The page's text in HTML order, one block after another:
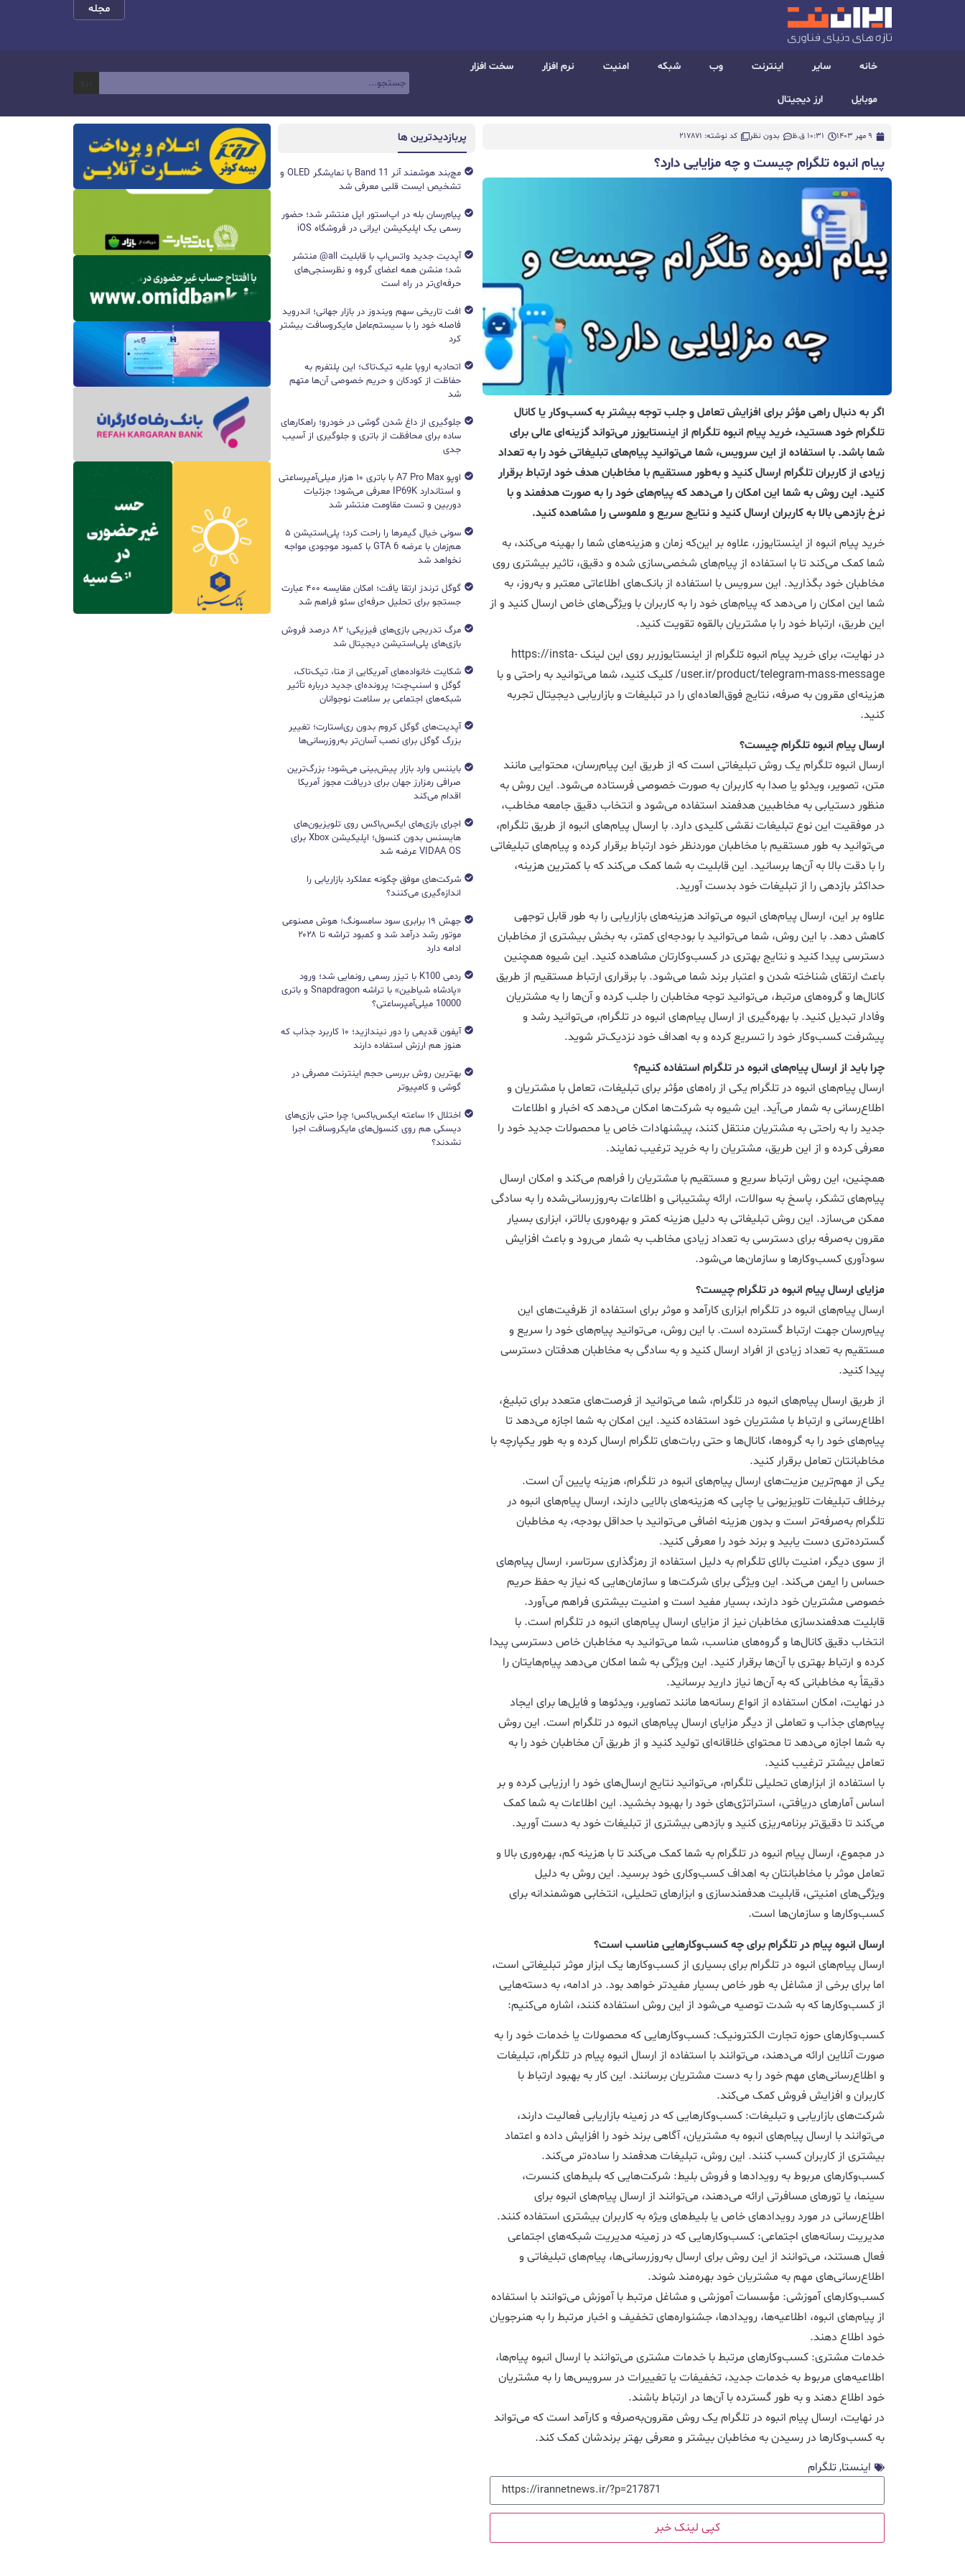
مجله
خانه سایر اینترنت وب شبکه امنیت نرم افزار سخت افزار
موبایل ارز دیجیتال
9 مهر 1403 10:31 ق.ظ بدون نظر کد نوشته: 217871
پیام انبوه تلگرام چیست و چه مزایایی دارد؟
اگر به دنبال راهی مؤثر برای افزایش تعامل و جلب توجه بیشتر به کسب‌وکار یا کانال
تلگرام خود هستید، خرید پیام انبوه تلگرام از اینستایوزر می‌تواند گزینه‌ای عالی برای
شما باشد. با استفاده از این سرویس، شما می‌توانید پیام‌های تبلیغاتی خود را به تعداد
زیادی از کاربران تلگرام ارسال کنید و به‌طور مستقیم با مخاطبان هدف خود ارتباط برقرار
کنید. این روش به شما این امکان را می‌دهد که پیام‌های خود را به صورت هدفمند و با
نرخ بازدهی بالا به کاربران ارسال کنید و نتایج سریع و ملموسی را مشاهده کنید.
خرید پیام انبوه از اینستایوزر، علاوه بر این‌که زمان و هزینه‌های شما را بهینه می‌کند، به
شما کمک می‌کند تا با استفاده از پیام‌های شخصی‌سازی شده و دقیق، تاثیر بیشتری روی
مخاطبان خود بگذارید. این سرویس با استفاده از بانک‌های اطلاعاتی معتبر و به‌روز، به
شما این امکان را می‌دهد که پیام‌های خود را به کاربران با ویژگی‌های خاص ارسال کنید و از
این طریق، ارتباط خود را با مشتریان بالقوه تقویت کنید.
در نهایت، برای خرید پیام انبوه تلگرام از اینستایوزربر روی این لینک https://insta-
user.ir/product/telegram-mass-message/ کلیک کنید، شما می‌توانید به راحتی و با
هزینه‌ای مقرون به صرفه، نتایج فوق‌العاده‌ای را در تبلیغات و بازاریابی دیجیتال تجربه
کنید.
ارسال پیام انبوه تلگرام چیست؟
ارسال انبوه تلگرام یک روش تبلیغاتی است که از طریق این پیام‌رسان، محتوایی مانند
متن، تصویر، ویدئو یا صدا به کاربران به صورت خصوصی فرستاده می‌شود. این روش به
منظور دستیابی به مخاطبین هدفمند استفاده می‌شود و انتخاب دقیق جامعه مخاطب،
در موفقیت این نوع تبلیغات نقشی کلیدی دارد. با ارسال پیام‌های انبوه از طریق تلگرام،
می‌توانید به طور مستقیم با مخاطبان موردنظر خود ارتباط برقرار کرده و پیام‌های تبلیغاتی
را با دقت بالا به آن‌ها برسانید. این قابلیت به شما کمک می‌کند که با کمترین هزینه،
حداکثر بازدهی را از تبلیغات خود بدست آورید.
علاوه بر این، ارسال پیام‌های انبوه می‌تواند هزینه‌های بازاریابی را به طور قابل توجهی
کاهش دهد. با این روش، شما می‌توانید با بودجه‌ای کمتر، به بخش بیشتری از مخاطبان
دسترسی پیدا کنید و نتایج بهتری در کسب‌وکارتان مشاهده کنید. این شیوه همچنین
باعث ارتقای شناخته شدن و اعتبار برند شما می‌شود. با برقراری ارتباط مستقیم از طریق
کانال‌ها و گروه‌های مرتبط، می‌توانید توجه مخاطبان را جلب کرده و آن‌ها را به مشتریان
وفادار تبدیل کنید. با بهره‌گیری از ارسال پیام‌های انبوه در تلگرام، می‌توانید رشد و
پیشرفت کسب‌وکار خود را تسریع کرده و به اهداف خود نزدیک‌تر شوید.
چرا باید از ارسال پیام‌های انبوه در تلگرام استفاده کنیم؟
ارسال پیام‌های انبوه در تلگرام یکی از راه‌های مؤثر برای تبلیغات، تعامل با مشتریان و
اطلاع‌رسانی به شمار می‌آید. این شیوه به شرکت‌ها امکان می‌دهد که اخبار و اطلاعات
جدید را به راحتی به مشتریان منتقل کنند، پیشنهادات خاص یا محصولات جدید خود را
معرفی کرده و از این طریق، مشتریان را به خرید ترغیب نمایند.
همچنین، این روش ارتباط سریع و مستقیم با مشتریان را فراهم می‌کند و امکان ارسال
پیام‌های تشکر، پاسخ به سوالات، ارائه پشتیبانی و اطلاعات به‌روزرسانی‌شده را به سادگی
ممکن می‌سازد. این روش تبلیغاتی به دلیل هزینه کمتر و بهره‌وری بالاتر، ابزاری بسیار
مقرون به‌صرفه برای دسترسی به تعداد زیادی مخاطب به شمار می‌رود و باعث افزایش
سودآوری کسب‌وکارها و سازمان‌ها می‌شود.
مزایای ارسال پیام انبوه در تلگرام چیست؟
ارسال پیام‌های انبوه در تلگرام ابزاری کارآمد و موثر برای استفاده از ظرفیت‌های این
پیام‌رسان جهت ارتباط گسترده است. با این روش، می‌توانید پیام‌های خود را سریع و
مستقیم به تعداد زیادی از افراد ارسال کنید و به سادگی به مخاطبان هدفتان دسترسی
پیدا کنید.
از طریق ارسال پیام‌های انبوه در تلگرام، شما می‌توانید از فرصت‌های متعدد برای تبلیغ،
اطلاع‌رسانی و ارتباط با مشتریان خود استفاده کنید. این امکان به شما اجازه می‌دهد تا
پیام‌های خود را به گروه‌ها، کانال‌ها و حتی ربات‌های تلگرام ارسال کرده و به طور یکپارچه با
مخاطبانتان تعامل برقرار کنید.
یکی از مهم‌ترین مزیت‌های ارسال پیام‌های انبوه در تلگرام، هزینه پایین آن است.
برخلاف تبلیغات تلویزیونی یا چاپی که هزینه‌های بالایی دارند، ارسال پیام‌های انبوه در
تلگرام به‌صرفه‌تر است و بدون هزینه اضافی می‌توانید با حداقل بودجه، به مخاطبان
گسترده‌تری دست یابید و برند خود را معرفی کنید.
از سوی دیگر، امنیت بالای تلگرام به دلیل استفاده از رمزگذاری سرتاسر، ارسال پیام‌های
حساس را ایمن می‌کند. این ویژگی برای شرکت‌ها و سازمان‌هایی که نیاز به حفظ حریم
خصوصی مشتریان خود دارند، بسیار مفید است و امنیت بیشتری فراهم می‌آورد.
قابلیت هدفمندسازی مخاطبان نیز از مزایای ارسال پیام‌های انبوه در تلگرام است. با
انتخاب دقیق کانال‌ها و گروه‌های مناسب، شما می‌توانید به مخاطبان خاص دسترسی پیدا
کرده و ارتباط بهتری با آن‌ها برقرار کنید. این ویژگی به شما امکان می‌دهد پیام‌هایتان را
دقیقاً به مخاطبانی که به آن‌ها نیاز دارید برسانید.
در نهایت، امکان استفاده از انواع رسانه‌ها مانند تصاویر، ویدئوها و فایل‌ها برای ایجاد
پیام‌های جذاب و تعاملی از دیگر مزایای ارسال پیام‌های انبوه در تلگرام است. این روش
به شما اجازه می‌دهد تا محتوای خلاقانه‌ای تولید کنید و از طریق آن مخاطبان خود را به
تعامل بیشتر ترغیب کنید.
با استفاده از ابزارهای تحلیلی تلگرام، می‌توانید نتایج ارسال‌های خود را ارزیابی کرده و بر
اساس آمارهای دریافتی، استراتژی‌های خود را بهبود بخشید. این اطلاعات به شما کمک
می‌کند تا دقیق‌تر برنامه‌ریزی کنید و بازدهی بیشتری از تبلیغات خود به دست آورید.
در مجموع، ارسال پیام انبوه در تلگرام به شما کمک می‌کند تا با هزینه کم، بهره‌وری بالا و
تعامل موثر با مخاطبانتان به اهداف کسب‌وکاری خود برسید. این روش به دلیل
ویژگی‌های امنیتی، قابلیت هدفمندسازی و ابزارهای تحلیلی، انتخابی هوشمندانه برای
کسب‌وکارها و سازمان‌ها است.
ارسال انبوه پیام در تلگرام برای چه کسب‌وکارهایی مناسب است؟
ارسال پیام‌های انبوه در تلگرام برای بسیاری از کسب‌وکارها یک ابزار موثر تبلیغاتی است،
اما برای برخی از مشاغل به طور خاص بسیار مفیدتر خواهد بود. در ادامه، به دسته‌هایی
از کسب‌وکارها که به شدت توصیه می‌شود از این روش استفاده کنند، اشاره می‌کنیم:
کسب‌وکارهای حوزه تجارت الکترونیک: کسب‌وکارهایی که محصولات یا خدمات خود را به
صورت آنلاین ارائه می‌دهند، می‌توانند با استفاده از ارسال انبوه پیام در تلگرام، تبلیغات
و اطلاع‌رسانی‌های مهم خود را به دست مشتریان برسانند. این کار به بهبود ارتباط با
کاربران و افزایش فروش کمک می‌کند.
شرکت‌های بازاریابی و تبلیغات: کسب‌وکارهایی که در زمینه بازاریابی فعالیت دارند،
می‌توانند با ارسال پیام‌های انبوه به مشتریان، آگاهی برند خود را افزایش داده و اعتماد
بیشتری از کاربران کسب کنند. این روش، تبلیغات هدفمند را ساده‌تر می‌کند.
کسب‌وکارهای مربوط به رویدادها و فروش بلیط: شرکت‌هایی که بلیط‌های کنسرت،
سینما، یا تورهای مسافرتی ارائه می‌دهند، می‌توانند از ارسال پیام‌های انبوه برای
اطلاع‌رسانی در مورد رویدادهای خاص یا بلیط‌های ویژه به کاربران بیشتری استفاده کنند.
مدیریت رسانه‌های اجتماعی: کسب‌وکارهایی که در زمینه مدیریت شبکه‌های اجتماعی
فعال هستند، می‌توانند از این روش برای ارسال به‌روزرسانی‌ها، پیام‌های تبلیغاتی و
اطلاع‌رسانی‌های مهم به مشتریان خود بهره‌مند شوند.
کسب‌وکارهای آموزشی: مؤسسات آموزشی و مشاغل مرتبط با آموزش می‌توانند با استفاده
از پیام‌های انبوه، اطلاعیه‌ها، رویدادها، جشنواره‌های تخفیف و اخبار مرتبط را به هنرجویان
خود اطلاع دهند.
خدمات مشتری: کسب‌وکارهای مرتبط با خدمات مشتری می‌توانند با ارسال انبوه پیام‌ها،
اطلاعیه‌های مربوط به خدمات جدید، تخفیفات یا تغییرات در سرویس‌ها را به مشتریان
خود اطلاع دهند و به طور گسترده با آن‌ها در ارتباط باشند.
در نهایت، ارسال پیام انبوه در تلگرام یک روش مقرون‌به‌صرفه و کارآمد است که می‌تواند
به کسب‌وکارها در رسیدن به مخاطبان بیشتر و معرفی بهتر برندشان کمک کند.
اینستا, تلگرام
کپی لینک خبر
پربازدیدترین ها
مچ‌بند هوشمند آنر Band 11 با نمایشگر OLED و
تشخیص ایست قلبی معرفی شد
پیام‌رسان بله در اپ‌استور اپل منتشر شد؛ حضور
رسمی یک اپلیکیشن ایرانی در فروشگاه iOS
آپدیت جدید واتس‌اپ با قابلیت all@ منتشر
شد؛ منشن همه اعضای گروه و نظرسنجی‌های
حرفه‌ای‌تر در راه است
افت تاریخی سهم ویندوز در بازار جهانی؛ اندروید
فاصله خود را با سیستم‌عامل مایکروسافت بیشتر
کرد
اتحادیه اروپا علیه تیک‌تاک؛ این پلتفرم به
حفاظت از کودکان و حریم خصوصی آن‌ها متهم
شد
جلوگیری از داغ شدن گوشی در خودرو؛ راهکارهای
ساده برای محافظت از باتری و جلوگیری از آسیب
جدی
اوپو A7 Pro Max با باتری ۱۰ هزار میلی‌آمپرساعتی
و استاندارد IP69K معرفی می‌شود؛ جزئیات
دوربین و تست مقاومت منتشر شد
سونی خیال گیمرها را راحت کرد؛ پلی‌استیشن ۵
هم‌زمان با عرضه GTA 6 با کمبود موجودی مواجه
نخواهد شد
گوگل ترندز ارتقا یافت؛ امکان مقایسه ۴۰۰ عبارت
جستجو برای تحلیل حرفه‌ای سئو فراهم شد
مرگ تدریجی بازی‌های فیزیکی؛ ۸۲ درصد فروش
بازی‌های پلی‌استیشن دیجیتال شد
شکایت خانواده‌های آمریکایی از متا، تیک‌تاک،
گوگل و اسنپ‌چت؛ پرونده‌ای جدید درباره تأثیر
شبکه‌های اجتماعی بر سلامت نوجوانان
آپدیت‌های گوگل کروم بدون ری‌استارت؛ تغییر
بزرگ گوگل برای نصب آسان‌تر به‌روزرسانی‌ها
بایننس وارد بازار پیش‌بینی می‌شود؛ بزرگ‌ترین
صرافی رمزارز جهان برای دریافت مجوز آمریکا
اقدام می‌کند
اجرای بازی‌های ایکس‌باکس روی تلویزیون‌های
هایسنس بدون کنسول؛ اپلیکیشن Xbox برای
VIDAA OS عرضه شد
شرکت‌های موفق چگونه عملکرد بازاریابی را
اندازه‌گیری می‌کنند؟
جهش ۱۹ برابری سود سامسونگ؛ هوش مصنوعی
موتور رشد درآمد شد و کمبود تراشه تا ۲۰۲۸
ادامه دارد
ردمی K100 با تیزر رسمی رونمایی شد؛ ورود
«پادشاه شیاطین» با تراشه Snapdragon و باتری
10000 میلی‌آمپرساعتی؟
آیفون قدیمی را دور نیندازید؛ ۱۰ کاربرد جذاب که
هنوز هم ارزش استفاده دارند
بهترین روش بررسی حجم اینترنت مصرفی در
گوشی و کامپیوتر
اختلال ۱۶ ساعته ایکس‌باکس؛ چرا حتی بازی‌های
دیسکی هم روی کنسول‌های مایکروسافت اجرا
نشدند؟